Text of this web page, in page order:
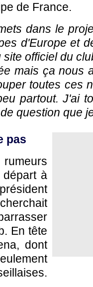
de France.
dans le
d'Europe et
officiel du
mais ça nous
toutes ces
partout. J'ai
question que
pas
à
En tête
dont